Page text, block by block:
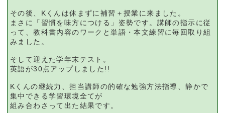
その後、Kくんは休まずに補習＋授業に来ました。
まさに「習慣を味方につける」姿勢です。講師の指示に従
って、教科書内容のワークと単語・本文練習に毎回取り組
みました。
そして迎えた学年末テスト。
英語が30点アップしました!!
Kくんの継続力、担当講師の的確な勉強方法指導、静かで
集中できる学習環境全てが
組み合わさって出た結果です。